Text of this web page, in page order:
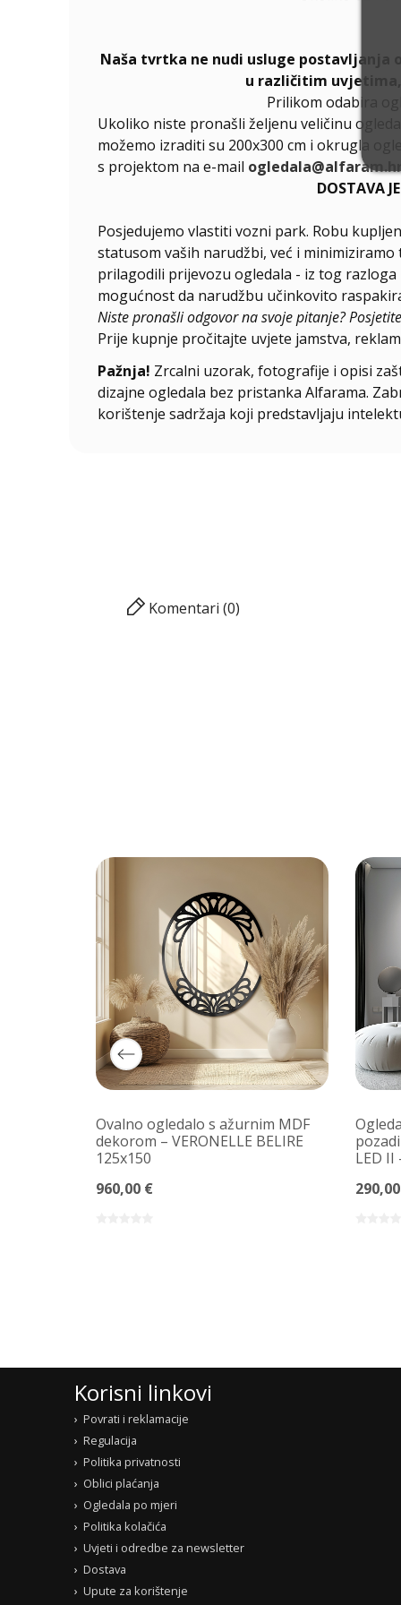
Naša tvrtka ne nudi usluge postavljanja
u različitim
Prilikom odabira
Ukoliko niste pronašli željenu veličinu
možemo izraditi su 200x300 cm i okrugla
s projektom na e-mail
DOSTAVA
Posjedujemo vlastiti vozni park. Robu
statusom vaših narudžbi, već i
prilagodili prijevozu ogledala - iz tog
mogućnost da narudžbu učinkovito
Niste pronašli odgovor na svoje pitanje?
Prije kupnje pročitajte uvjete jamstva,
Pažnja! Zrcalni uzorak, fotografije i opisi
dizajne ogledala bez pristanka Alfarama.
korištenje sadržaja koji predstavljaju
Komentari (0)
Ovalno ogledalo s ažurnim MDF
dekorom – VERONELLE BELIRE
125x150
960,00 €
LED
Korisni linkovi
Povrati i reklamacije
Regulacija
Politika privatnosti
Oblici plaćanja
Ogledala po mjeri
Politika kolačića
Uvjeti i odredbe za newsletter
Dostava
Upute za korištenje